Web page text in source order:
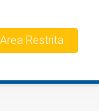
Area Restrita